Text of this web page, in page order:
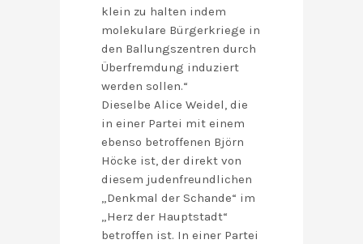
klein zu halten indem
molekulare Bürgerkriege in
den Ballungszentren durch
Überfremdung induziert
werden sollen.“
Dieselbe Alice Weidel, die
in einer Partei mit einem
ebenso betroffenen Björn
Höcke ist, der direkt von
diesem judenfreundlichen
„Denkmal der Schande“ im
„Herz der Hauptstadt“
betroffen ist. In einer Partei